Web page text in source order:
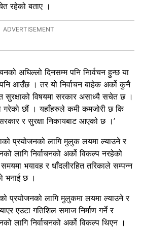
रहेको बताए ।
अघिल्लो दिनसम्म पनि निार्वचन हुन्छ या
आउँछ । तर यो निर्वाचन बाहेक अर्को कुनै
सुरक्षाको विषयमा सरकार असाध्यै सचेत छ ।
छौं । यहाँहरुले कमी कमजोरी छ कि
र सुरक्षा निकायबाट आएको छ ।’
प्रयोजनको लागि मुलुक लयमा ल्याउने र
लागि निर्वाचनको अर्को विकल्प नरहेको
भयावह र धाँदलीरहित तरिकाले सम्पन्न
भनाई छ ।
प्रयोजनको लागि मुलुकमा लयमा ल्याउने र
एउटा गतिशिल समाज निर्माण गर्ने र
लागि निर्वाचनको अर्को विकल्प थिएन ।